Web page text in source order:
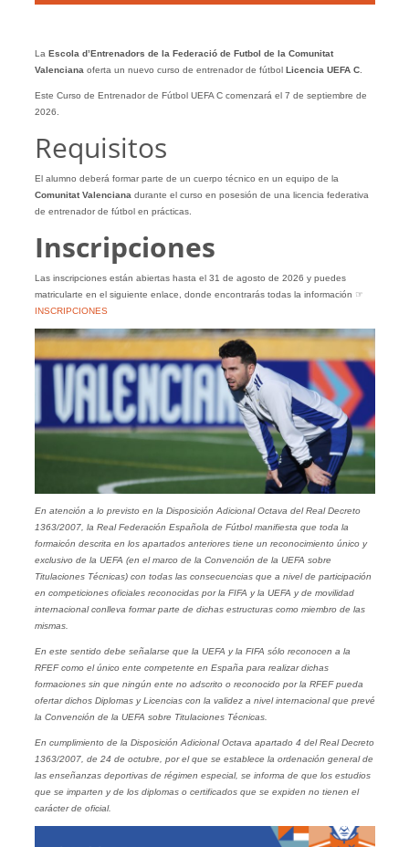
La Escola d’Entrenadors de la Federació de Futbol de la Comunitat
Valenciana oferta un nuevo curso de entrenador de fútbol Licencia UEFA C.
Este Curso de Entrenador de Fútbol UEFA C comenzará el 7 de septiembre de
2026.
Requisitos
El alumno deberá formar parte de un cuerpo técnico en un equipo de la
Comunitat Valenciana durante el curso en posesión de una licencia federativa
de entrenador de fútbol en prácticas.
Inscripciones
Las inscripciones están abiertas hasta el 31 de agosto de 2026 y puedes
matricularte en el siguiente enlace, donde encontrarás todas la información ☞
INSCRIPCIONES
En atención a lo previsto en la Disposición Adicional Octava del Real Decreto
1363/2007, la Real Federación Española de Fútbol manifiesta que toda la
formaicón descrita en los apartados anteriores tiene un reconocimiento único y
exclusivo de la UEFA (en el marco de la Convención de la UEFA sobre
Titulaciones Técnicas) con todas las consecuencias que a nivel de participación
en competiciones oficiales reconocidas por la FIFA y la UEFA y de movilidad
internacional conlleva formar parte de dichas estructuras como miembro de las
mismas.
En este sentido debe señalarse que la UEFA y la FIFA sólo reconocen a la
RFEF como el único ente competente en España para realizar dichas
formaciones sin que ningún ente no adscrito o reconocido por la RFEF pueda
ofertar dichos Diplomas y Licencias con la validez a nivel internacional que prevé
la Convención de la UEFA sobre Titulaciones Técnicas.
En cumplimiento de la Disposición Adicional Octava apartado 4 del Real Decreto
1363/2007, de 24 de octubre, por el que se establece la ordenación general de
las enseñanzas deportivas de régimen especial, se informa de que los estudios
que se imparten y de los diplomas o certificados que se expiden no tienen el
carácter de oficial.